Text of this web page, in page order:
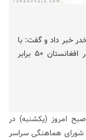
مواد مخدر خبر داد و گفت: با
حضور ناتو و آمریکا سطح زیر کشت مواد مخدر در افغانستان ۵۰‌ برابر
امروز (یکشنبه) در
هماهنگی سراسر